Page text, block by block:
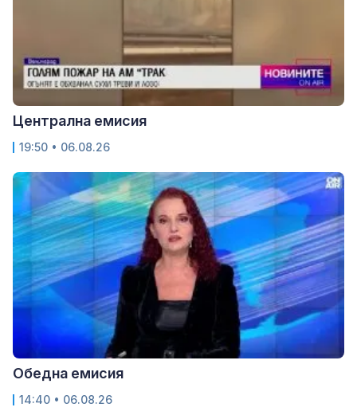
Централна емисия
19:50 • 06.08.26
Обедна емисия
14:40 • 06.08.26